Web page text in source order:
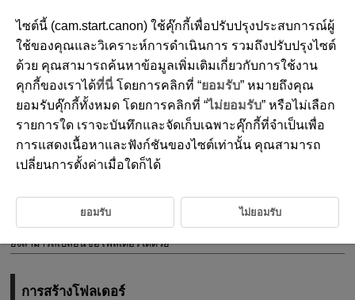
D180-200
การตั้งค่าโฟลเดอร์
การสร้างโฟลเดอร์
การเปลี่ยนชื่อโฟลเดอร์
การเลือกโฟลเดอร์
คุณสามารถสร้าง และเลือกโฟลเดอร์ เพื่อบันทึกภาพที่ถ่ายได้อย่างอิสระ คุณ
ยังสามารถเปลี่ยนชื่อโฟลเดอร์ได้ด้วย
การสร้างโฟลเดอร์
ไซต์นี้ (cam.start.canon) ใช้คุ๊กกี้เพื่อปรับปรุงประสบการณ์ผู้
ใช้ของคุณและวิเคราะห์การดำเนินการ รวมถึงปรับปรุงไซต์
ด้วย คุณสามารถค้นหาข้อมูลเพิ่มเติมเกี่ยวกับการใช้งาน
คุกกี้ของเราได้ที่นี่โดยการคลิกที่ “ยอมรับ” หมายถึงคุณ
ยอมรับคุ๊กกี้ทั้งหมด โดยการคลิกที่ “ไม่ยอมรับ” หรือไม่เลือก
รายการใด เราจะบันทึกและจัดเก็บเฉพาะคุ๊กกี้ที่จำเป็นเพื่อ
การแสดงเนื้อหาและฟังก์ชันของไซต์เท่านั้น คุณสามารถ
เปลี่ยนการตั้งค่าเมื่อใดก็ได้
ยอมรับ ไม่ยอมรับ